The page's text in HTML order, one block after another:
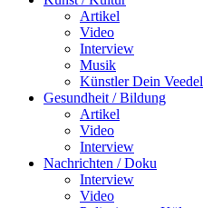
Artikel
Video
Interview
Musik
Künstler Dein Veedel
Gesundheit / Bildung
Artikel
Video
Interview
Nachrichten / Doku
Interview
Video